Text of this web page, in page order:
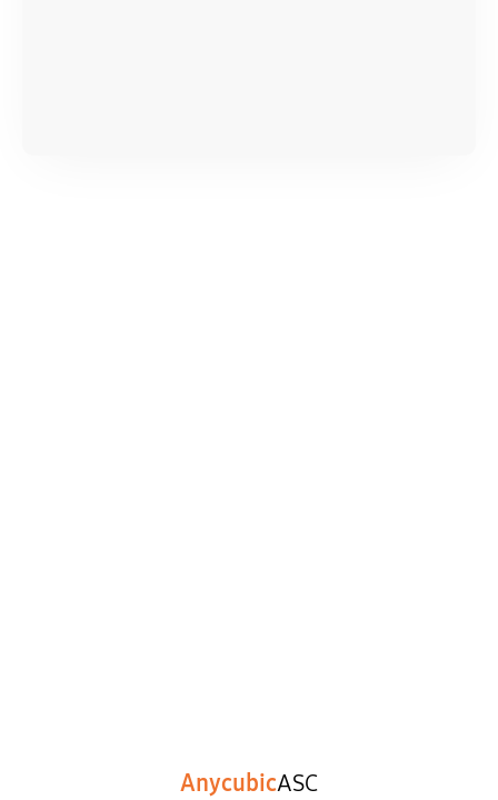
AnycubicASC